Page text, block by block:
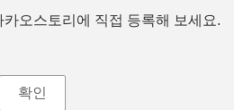
오스토리에 직접 등록해 보세요.
확인